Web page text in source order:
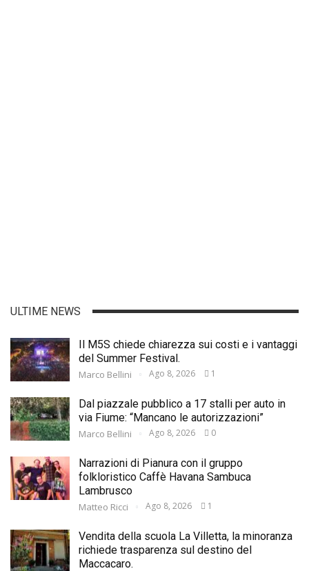
ULTIME NEWS
Il M5S chiede chiarezza sui costi e i vantaggi
del Summer Festival.
Marco Bellini Ago 8, 2026 1
Dal piazzale pubblico a 17 stalli per auto in
via Fiume: “Mancano le autorizzazioni”
Marco Bellini Ago 8, 2026 0
Narrazioni di Pianura con il gruppo
folkloristico Caffè Havana Sambuca
Lambrusco
Matteo Ricci Ago 8, 2026 1
Vendita della scuola La Villetta, la minoranza
richiede trasparenza sul destino del
Maccacaro.